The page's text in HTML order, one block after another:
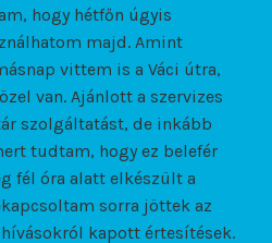
hogy hétfőn úgyis
majd. Amint
vittem is a Váci útra,
van. Ajánlott a szervizes
szolgáltatást, de inkább
tudtam, hogy ez belefér
fél óra alatt elkészült a
sorra jöttek az
kapott értesítések.